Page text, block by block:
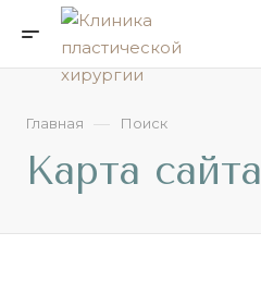
Главная — Поиск
Карта сайта